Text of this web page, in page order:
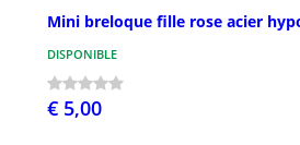
Mini breloque fille rose acier
DISPONIBLE
€ 5,00